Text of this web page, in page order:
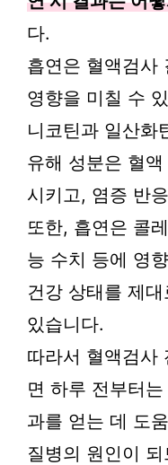
다.
흡연은 혈액검사
영향을 미칠 수
니코틴과 일산화
유해 성분은 혈
시키고, 염증 반
또한, 흡연은 콜
능 수치 등에 영
건강 상태를 제
있습니다.
따라서 혈액검사
면 하루 전부터
과를 얻는 데 도
질병의 원인이